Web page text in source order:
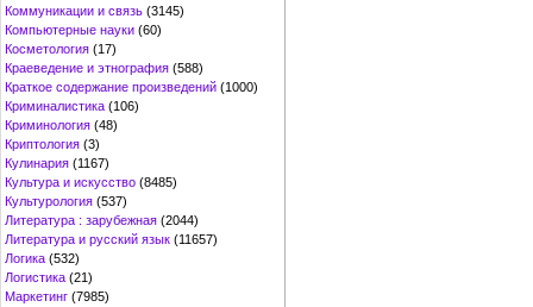
Коммуникации и связь (3145)
Компьютерные науки (60)
Косметология (17)
Краеведение и этнография (588)
Краткое содержание произведений (1000)
Криминалистика (106)
Криминология (48)
Криптология (3)
Кулинария (1167)
Культура и искусство (8485)
Культурология (537)
Литература : зарубежная (2044)
Литература и русский язык (11657)
Логика (532)
Логистика (21)
Маркетинг (7985)